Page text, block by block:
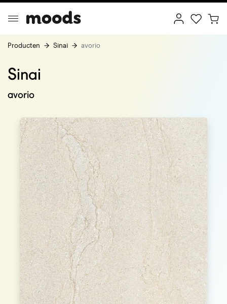
Producten Sinai avorio
Sinai
avorio